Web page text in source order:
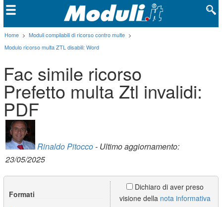
Home > Moduli compilabili di ricorso contro multe >
Modulo ricorso multa ZTL disabili: Word
Fac simile ricorso
Prefetto multa Ztl invalidi:
PDF
Rinaldo Pitocco- Ultimo aggiornamento:
23/05/2025
Formati
Dichiaro di aver preso
visione della nota informativa